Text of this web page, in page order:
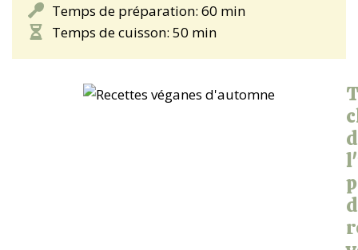
Temps de préparation: 60 min
Temps de cuisson: 50 min